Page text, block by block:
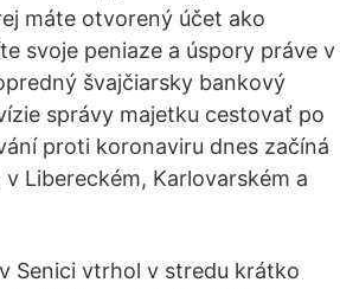
máte otvorený účet ako
svoje peniaze a úspory práve v
švajčiarsky bankový
správy majetku cestovať po
proti koronaviru dnes začíná
Libereckém, Karlovarském a
Senici vtrhol v stredu krátko